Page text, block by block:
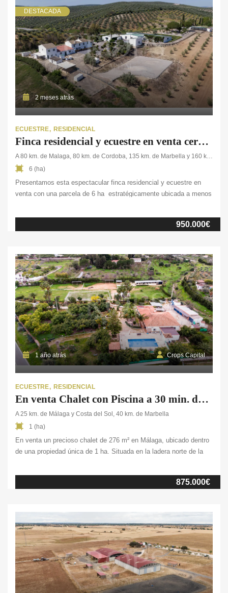
DESTACADA
2 meses atrás
ECUESTRE RESIDENCIAL
Finca residencial y ecuestre en venta cerca de Málaga
A 80 km. de Malaga, 80 km. de Cordoba, 135 km. de Marbella y 160 km. de Sevilla
6 (ha)
Presentamos esta espectacular finca residencial y ecuestre en
venta con una parcela de 6 ha estratégicamente ubicada a menos
geográfico difícil de encontrar en el mercado rústico actual, ya que
la propiedad permite situarse a este breve trayecto de la capital
950.000€
1 año atrás Crops Capital
ECUESTRE RESIDENCIAL
En venta Chalet con Piscina a 30 min. de Málaga
A 25 km. de Málaga y Costa del Sol, 40 km. de Marbella
1 (ha)
En venta un precioso chalet de 276 m² en Málaga, ubicado dentro
de una propiedad única de 1 ha. Situada en la ladera norte de la
mejores campos de golf de la zona y a tan solo 25 km de Málaga
875.000€